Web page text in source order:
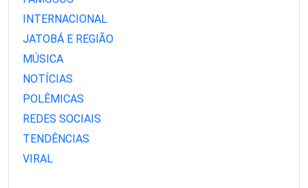
INTERNACIONAL
JATOBÁ E REGIÃO
MÚSICA
NOTÍCIAS
POLÊMICAS
REDES SOCIAIS
TENDÊNCIAS
VIRAL